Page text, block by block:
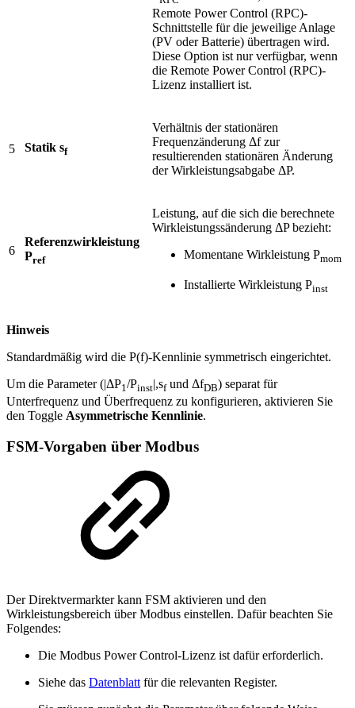
Remote Power Control (RPC)-
Schnittstelle für die jeweilige Anlage
(PV oder Batterie) übertragen wird.
Diese Option ist nur verfügbar, wenn
die Remote Power Control (RPC)-
Lizenz installiert ist.
5 Statik sf
Verhältnis der stationären
Frequenzänderung Δf zur
resultierenden stationären Änderung
der Wirkleistungsabgabe ΔP.
6
Referenzwirkleistung
Pref
Leistung, auf die sich die berechnete
Wirkleistungssänderung ΔP bezieht:
Momentane Wirkleistung Pmom
Installierte Wirkleistung Pinst
Hinweis
Standardmäßig wird die P(f)-Kennlinie symmetrisch eingerichtet.
Um die Parameter (|ΔP1 /Pinst|,sfund ΔfDB) separat für
Unterfrequenz und Überfrequenz zu konfigurieren, aktivieren Sie
den Toggle Asymmetrische Kennlinie.
FSM-Vorgaben über Modbus
Der Direktvermarkter kann FSM aktivieren und den
Wirkleistungsbereich über Modbus einstellen. Dafür beachten Sie
Folgendes:
Die Modbus Power Control-Lizenz ist dafür erforderlich.
Siehe das Datenblatt für die relevanten Register.